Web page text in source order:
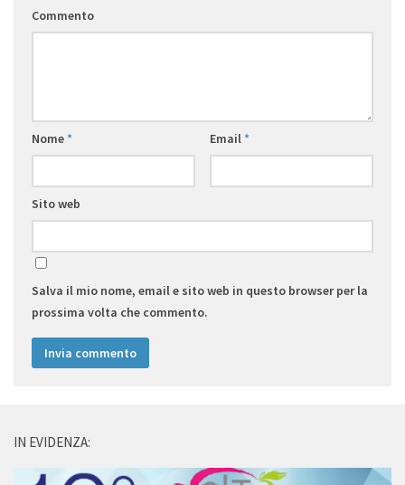
Commento
Nome* Email*
Sito web
Salva il mio nome, email e sito web in questo browser per la
prossima volta che commento.
IN EVIDENZA: